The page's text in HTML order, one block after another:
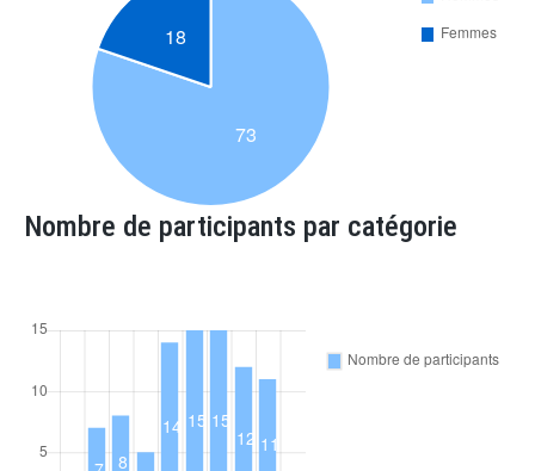
Nombre de participants par catégorie